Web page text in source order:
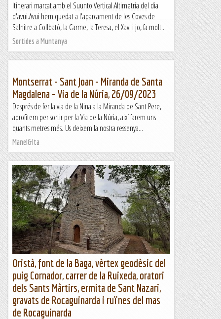
TrailRunningMallorca – Correr por la isla de Mallorca
Itinerari marcat amb el Suunto Vertical.Altimetria del dia
d'avui.Avui hem quedat a l'aparcament de les Coves de
Salnitre a Collbató, la Carme, la Teresa, el Xavi i jo, fa molt...
Sortides a Muntanya
Montserrat - Sant Joan - Miranda de Santa
Magdalena - Via de la Núria, 26/09/2023
Després de fer la via de la Nina a la Miranda de Sant Pere,
aprofitem per sortir per la Via de la Núria, així farem uns
quants metres més. Us deixem la nostra ressenya...
Manel&Ita
Oristà, font de la Baga, vèrtex geodèsic del
puig Cornador, carrer de la Ruixeda, oratori
dels Sants Màrtirs, ermita de Sant Nazari,
gravats de Rocaguinarda i ruïnes del mas
de Rocaguinarda